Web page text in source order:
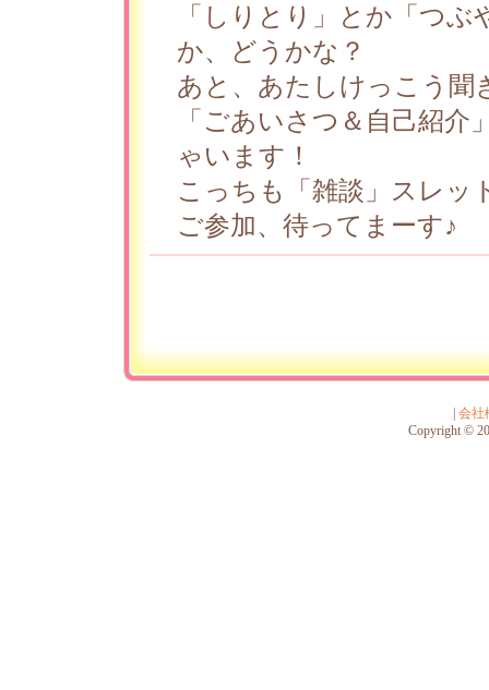
「しりとり」とか「つ
か、どうかな？
あと、あたしけっこう聞
「ごあいさつ＆自己紹
ゃいます！
こっちも「雑談」スレ
ご参加、待ってまーす♪
会社
Copyright ©